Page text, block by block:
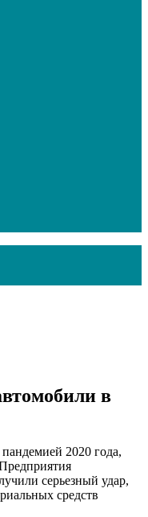
в
2020 года,
серьезный удар,
средств